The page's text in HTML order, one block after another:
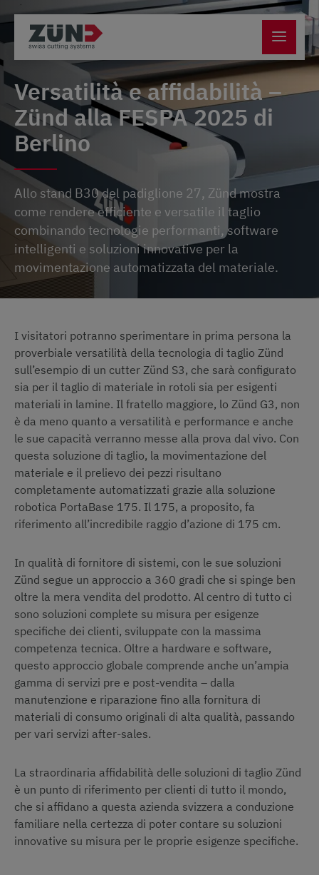
Versatilità e affidabilità –
Zünd alla FESPA 2025 di
Berlino
Allo stand B30 del padiglione 27, Zünd mostra
come rendere efficiente e versatile il taglio
combinando tecnologie performanti, software
intelligenti e soluzioni innovative per la
movimentazione automatizzata del materiale.
I visitatori potranno sperimentare in prima persona la
proverbiale versatilità della tecnologia di taglio Zünd
sull’esempio di un cutter Zünd S3, che sarà configurato
sia per il taglio di materiale in rotoli sia per esigenti
materiali in lamine. Il fratello maggiore, lo Zünd G3, non
è da meno quanto a versatilità e performance e anche
le sue capacità verranno messe alla prova dal vivo. Con
questa soluzione di taglio, la movimentazione del
materiale e il prelievo dei pezzi risultano
completamente automatizzati grazie alla soluzione
robotica PortaBase 175. Il 175, a proposito, fa
riferimento all’incredibile raggio d’azione di 175 cm.
In qualità di fornitore di sistemi, con le sue soluzioni
Zünd segue un approccio a 360 gradi che si spinge ben
oltre la mera vendita del prodotto. Al centro di tutto ci
sono soluzioni complete su misura per esigenze
specifiche dei clienti, sviluppate con la massima
competenza tecnica. Oltre a hardware e software,
questo approccio globale comprende anche un’ampia
gamma di servizi pre e post-vendita – dalla
manutenzione e riparazione fino alla fornitura di
materiali di consumo originali di alta qualità, passando
per vari servizi after-sales.
La straordinaria affidabilità delle soluzioni di taglio Zünd
è un punto di riferimento per clienti di tutto il mondo,
che si affidano a questa azienda svizzera a conduzione
familiare nella certezza di poter contare su soluzioni
innovative su misura per le proprie esigenze specifiche.